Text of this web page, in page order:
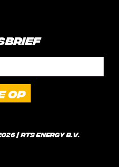
| RTS Energy B.V.